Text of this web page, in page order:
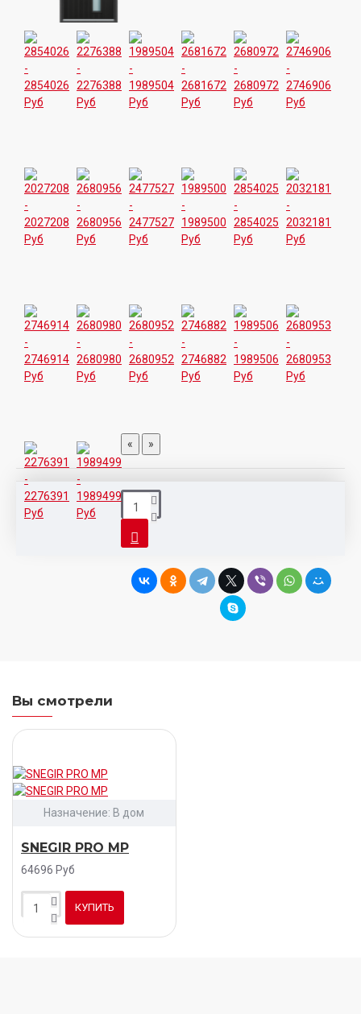
« »
Вы смотрели
Назначение: В дом
SNEGIR PRO MP
64696 Руб
КУПИТЬ